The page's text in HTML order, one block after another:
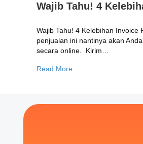
Wajib Tahu! 4
Wajib Tahu! 4 Kelebihan
penjualan ini nantinya akan
secara online. Kirim…
Read More